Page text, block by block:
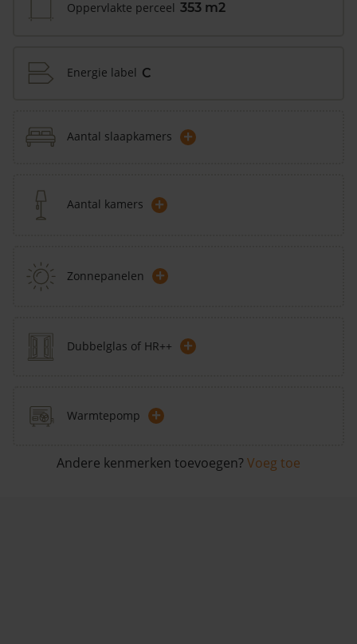
Oppervlakte perceel 353 m2
Energie label C
Aantal slaapkamers +
Aantal kamers +
Zonnepanelen +
Dubbelglas of HR++ +
Warmtepomp +
Andere kenmerken toevoegen? Voeg toe